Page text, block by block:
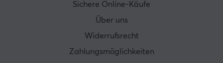
Sichere Online-Käufe
Über uns
Widerrufsrecht
Zahlungsmöglichkeiten